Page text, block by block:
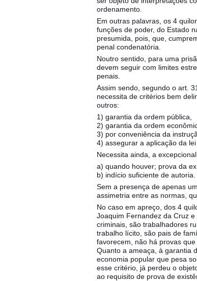
ordenamento.
Em outras palavras, os 4
funções de poder, do Estado
presumida, pois, que,
penal condenatória.
Noutro sentido, para uma
devem seguir com limites
penais.
Assim sendo, segundo o art.
necessita de critérios bem
outros:
1) garantia da ordem pública,
2) garantia da ordem
3) por conveniência da
4) assegurar a aplicação da
Necessita ainda, a
a) quando houver; prova da
b) indício suficiente de autoria.
Sem a presença de apenas
assimetria entre as normas,
No caso em apreço, dos 4
Joaquim Fernandez da Cruz
criminais, são trabalhadores
trabalho lícito, são pais de
favorecem, não há provas
Quanto a ameaça, à garantia
economia popular que pesa
esse critério, já perdeu o
ao requisito de prova de